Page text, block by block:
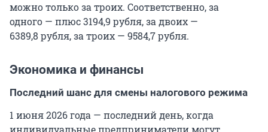
можно только за троих. Соответственно, за
одного — плюс 3194,9 рубля, за двоих —
6389,8 рубля, за троих — 9584,7 рубля.
Экономика и финансы
Последний шанс для смены налогового режима
1 июня 2026 года — последний день, когда
индивидуальные предприниматели могут